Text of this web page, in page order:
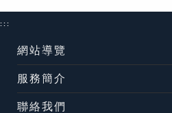
:::
網站導覽
服務簡介
聯絡我們